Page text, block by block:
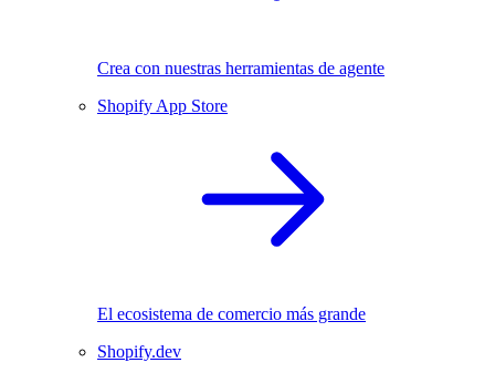
Crea con nuestras herramientas de agente
Shopify App Store
El ecosistema de comercio más grande
Shopify.dev